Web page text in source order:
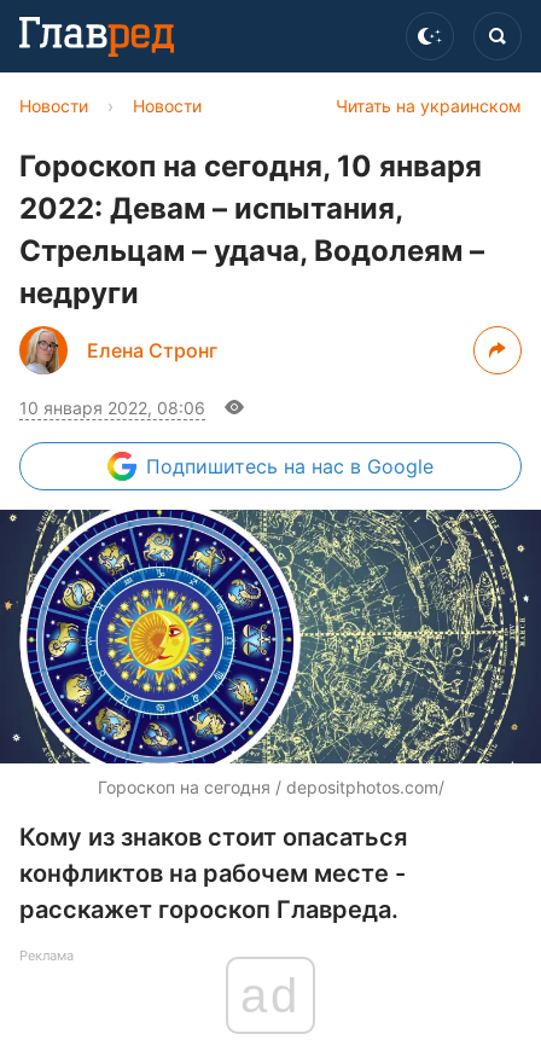
Читать на украинском
Новости › Новости
Гороскоп на сегодня, 10 января
2022: Девам – испытания,
Стрельцам – удача, Водолеям –
недруги
Елена Стронг
10 января 2022, 08:06
Подпишитесь на нас в Google
Гороскоп на сегодня / depositphotos.com/
Кому из знаков стоит опасаться
конфликтов на рабочем месте -
расскажет гороскоп Главреда.
Реклама
ad